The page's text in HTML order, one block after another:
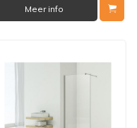
Meer info